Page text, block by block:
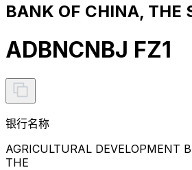
BANK OF CHINA, THE
ADBNCNBJ FZ1
银行名称
AGRICULTURAL DEVELOPMENT
THE